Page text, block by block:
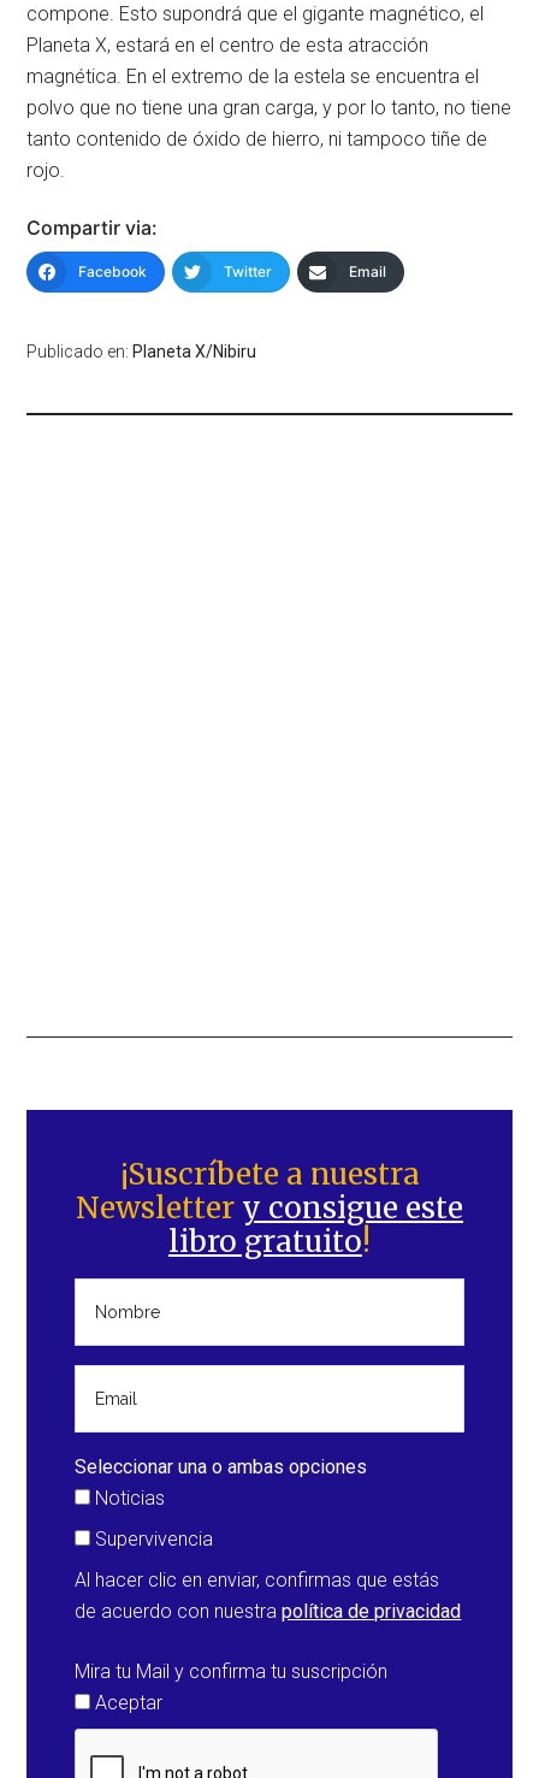
compone. Esto supondrá que el gigante magnético, el
Planeta X, estará en el centro de esta atracción
magnética. En el extremo de la estela se encuentra el
polvo que no tiene una gran carga, y por lo tanto, no tiene
tanto contenido de óxido de hierro, ni tampoco tiñe de
rojo.
Compartir via:
Facebook Twitter Email
Publicado en: Planeta X/Nibiru
lateral
principal
¡Suscríbete a nuestra
Newsletter y consigue este
libro gratuito!
Seleccionar una o ambas opciones
Noticias
Supervivencia
Al hacer clic en enviar, confirmas que estás
de acuerdo con nuestrapolítica de privacidad
Mira tu Mail y confirma tu suscripción
Aceptar